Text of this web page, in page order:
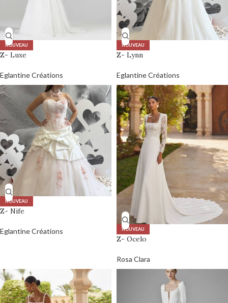
NOUVEAU
Z- Luxe
Eglantine Créations
NOUVEAU
Z- Lynn
Eglantine Créations
NOUVEAU
Z- Nife
Eglantine Créations NOUVEAU
Z- Ocelo
Rosa Clara